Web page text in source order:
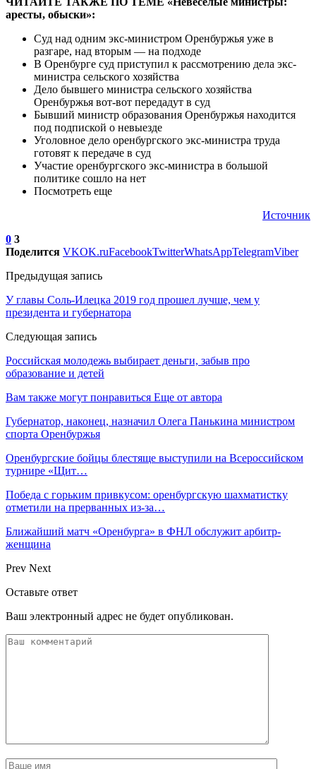
аресты, обыски»:
Суд над одним экс-министром Оренбуржья уже в
разгаре, над вторым — на подходе
В Оренбурге суд приступил к рассмотрению дела экс-
министра сельского хозяйства
Дело бывшего министра сельского хозяйства
Оренбуржья вот-вот передадут в суд
Бывший министр образования Оренбуржья находится
под подпиской о невыезде
Уголовное дело оренбургского экс-министра труда
готовят к передаче в суд
Участие оренбургского экс-министра в большой
политике сошло на нет
Посмотреть еще
Источник
0 3
Поделится VKOK.ruFacebookTwitterWhatsAppTelegramViber
Предыдущая запись
У главы Соль-Илецка 2019 год прошел лучше, чем у
президента и губернатора
Следующая запись
Российская молодежь выбирает деньги, забыв про
образование и детей
Вам также могут понравиться Еще от автора
Губернатор, наконец, назначил Олега Панькина министром
спорта Оренбуржья
Оренбургские бойцы блестяще выступили на Всероссийском
турнире «Щит…
Победа с горьким привкусом: оренбургскую шахматистку
отметили на прерванных из-за…
Ближайший матч «Оренбурга» в ФНЛ обслужит арбитр-
женщина
Prev Next
Оставьте ответ
Ваш электронный адрес не будет опубликован.